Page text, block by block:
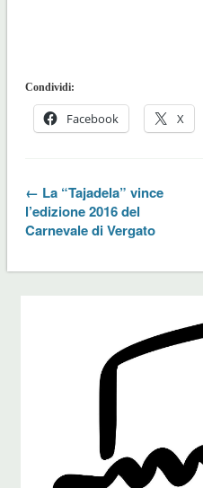
Condividi:
Facebook X
← La “Tajadela” vince
l’edizione 2016 del
Carnevale di Vergato